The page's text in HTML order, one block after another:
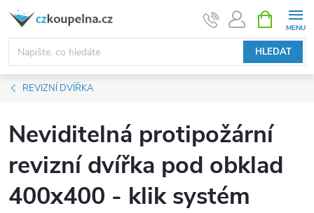
Přejít
obsah
HLEDAT
NÁKUPNÍ
KOŠÍK
REVIZNÍ DVÍŘKA
Neviditelná protipožární
revizní dvířka pod obklad
400x400 - klik systém